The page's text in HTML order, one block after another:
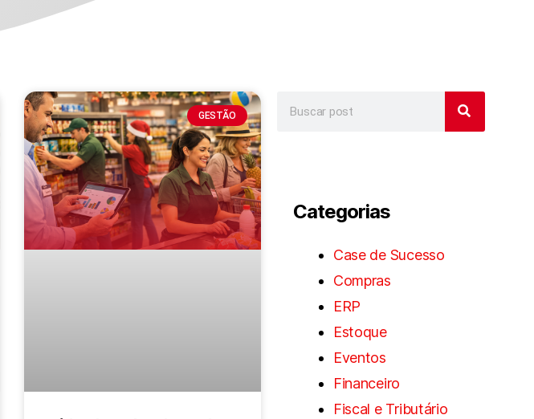
GESTÃO
Categorias
Case de Sucesso
Compras
ERP
Estoque
Eventos
Financeiro
Fiscal e Tributário